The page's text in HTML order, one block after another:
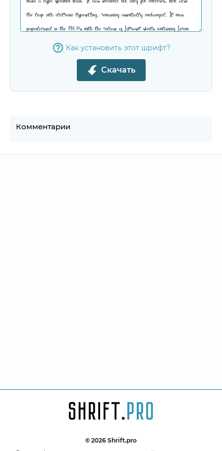
Как установить этот шрифт?
Скачать
Комментарии
© 2026 Shrift.pro